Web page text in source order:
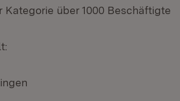
Kategorie über 1000 Beschäftigte